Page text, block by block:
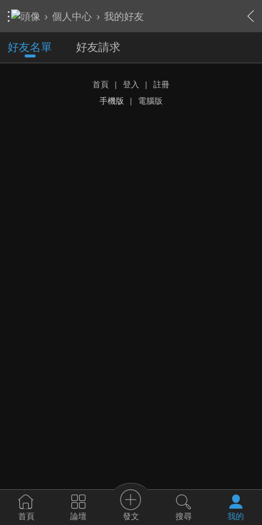
› 個人中心 › 我的好友
好友名單 好友請求
首頁 | 登入 |
註冊
手機版
| 電腦版
首頁 論壇 發文 搜尋 我的